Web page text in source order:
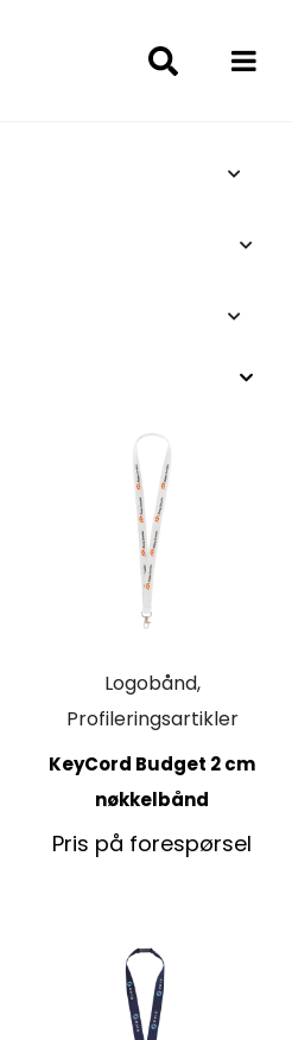
Logobånd,
Profileringsartikler
KeyCord Budget 2 cm
nøkkelbånd
Pris på forespørsel